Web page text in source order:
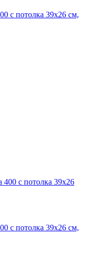
с потолка 39x26 см,
с потолка 39x26 см,